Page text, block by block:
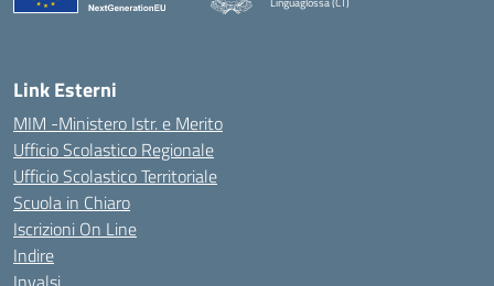
— Visita la pagina iniziale della scuola
Link Esterni
MIM -Ministero Istr. e Merito
Ufficio Scolastico Regionale
Ufficio Scolastico Territoriale
Scuola in Chiaro
Iscrizioni On Line
Indire